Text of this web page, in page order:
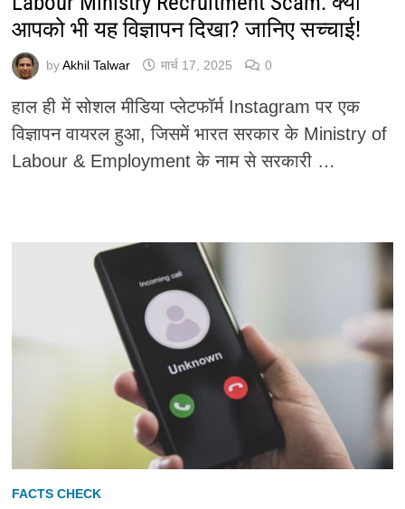
आपको भी यह विज्ञापन दिखा? जानिए सच्चाई!
byAkhil Talwar मार्च 17, 2025 0
हाल ही में सोशल मीडिया प्लेटफॉर्म Instagram पर एक
विज्ञापन वायरल हुआ, जिसमें भारत सरकार के Ministry of
Labour & Employment के नाम से सरकारी …
FACTS CHECK